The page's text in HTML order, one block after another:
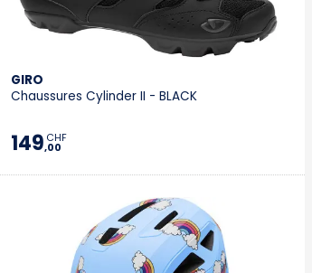
GIRO
Chaussures Cylinder II - BLACK
149,00
CHF